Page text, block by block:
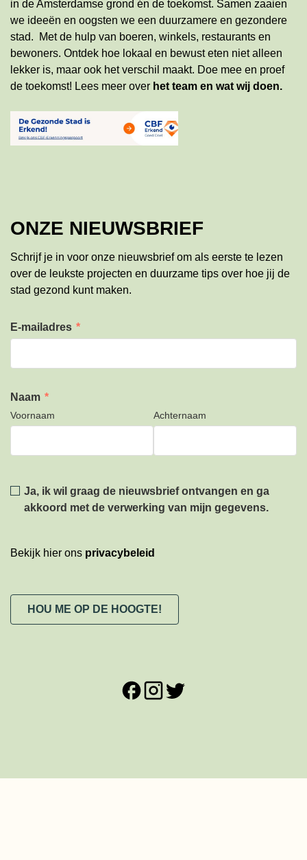
in de Amsterdamse grond én de toekomst. Samen zaaien
we ideeën en oogsten we een duurzamere en gezondere
stad. Met de hulp van boeren, winkels, restaurants en
bewoners. Ontdek hoe lokaal en bewust eten niet alleen
lekker is, maar ook het verschil maakt. Doe mee en proef
de toekomst! Lees meer over het team en wat wij doen.
ONZE NIEUWSBRIEF
Schrijf je in voor onze nieuwsbrief om als eerste te lezen
over de leukste projecten en duurzame tips over hoe jij de
stad gezond kunt maken.
E-mailadres *
Naam *
Voornaam Achternaam
Privacy
Ja, ik wil graag de nieuwsbrief ontvangen en ga
akkoord met de verwerking van mijn gegevens.
Bekijk hier ons privacybeleid